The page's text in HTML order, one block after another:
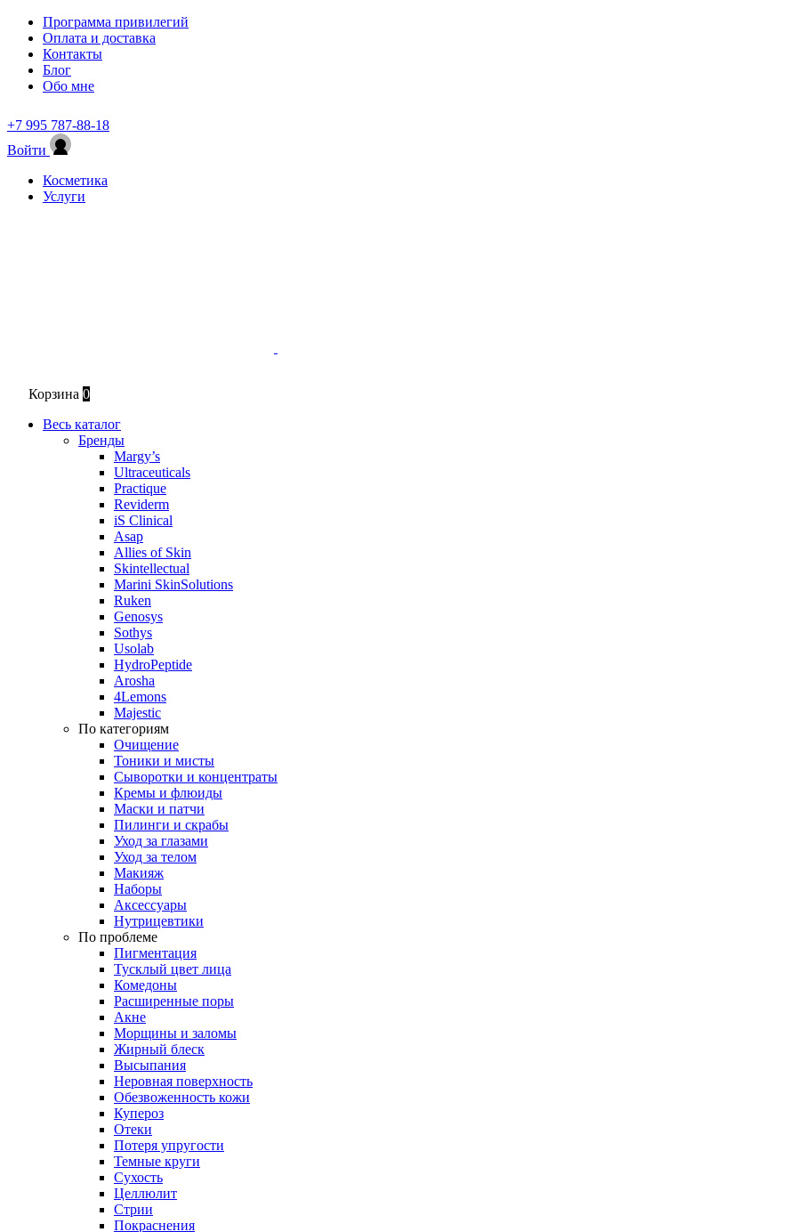
Программа привилегий
Оплата и доставка
Контакты
Блог
Обо мне
+7 995 787-88-18
Войти
Косметика
Услуги
Корзина 0
Весь каталог
Бренды
Margy’s
Ultraceuticals
Practique
Reviderm
iS Clinical
Asap
Allies of Skin
Skintellectual
Marini SkinSolutions
Ruken
Genosys
Sothys
Usolab
HydroPeptide
Arosha
4Lemons
Majestic
По категориям
Очищение
Тоники и мисты
Сыворотки и концентраты
Кремы и флюиды
Маски и патчи
Пилинги и скрабы
Уход за глазами
Уход за телом
Макияж
Наборы
Аксессуары
Нутрицевтики
По проблеме
Пигментация
Тусклый цвет лица
Комедоны
Расширенные поры
Акне
Морщины и заломы
Жирный блеск
Высыпания
Неровная поверхность
Обезвоженность кожи
Купероз
Отеки
Потеря упругости
Темные круги
Сухость
Целлюлит
Стрии
Покраснения